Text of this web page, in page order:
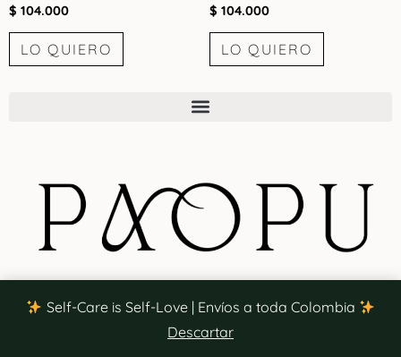
Self-Care is Self-Love | Envíos a toda Colombia
Descartar
$ 104.000
LO QUIERO
$ 104.000
LO QUIERO
El cariño y El amor que tu Piel Merece.